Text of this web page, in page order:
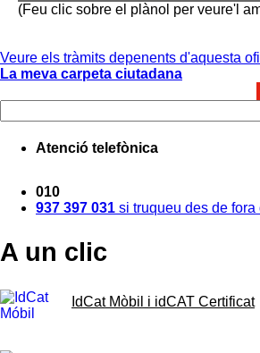
(Feu clic sobre el plànol per veure'l
Veure els tràmits depenents d'aquesta
La meva carpeta ciutadana
Atenció telefònica
010
937 397 031 si truqueu des de fora
A un clic
IdCat Mòbil i idCAT Certificat